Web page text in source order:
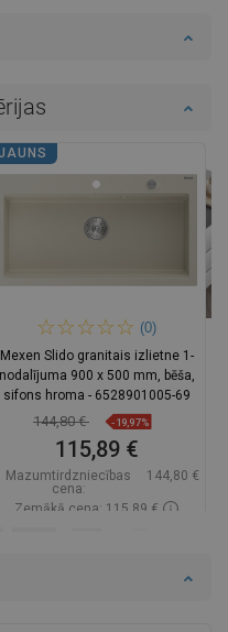
JAUNS
(0)
Mexen Slido granitais izlietne 1-
nodalījuma 900 x 500 mm, bēša,
sifons hroma - 6528901005-69
144,80 € -19,97%
115,89 €
Mazumtirdzniecības
cena:
144,80 €
Zemākā cena: 115,89 €